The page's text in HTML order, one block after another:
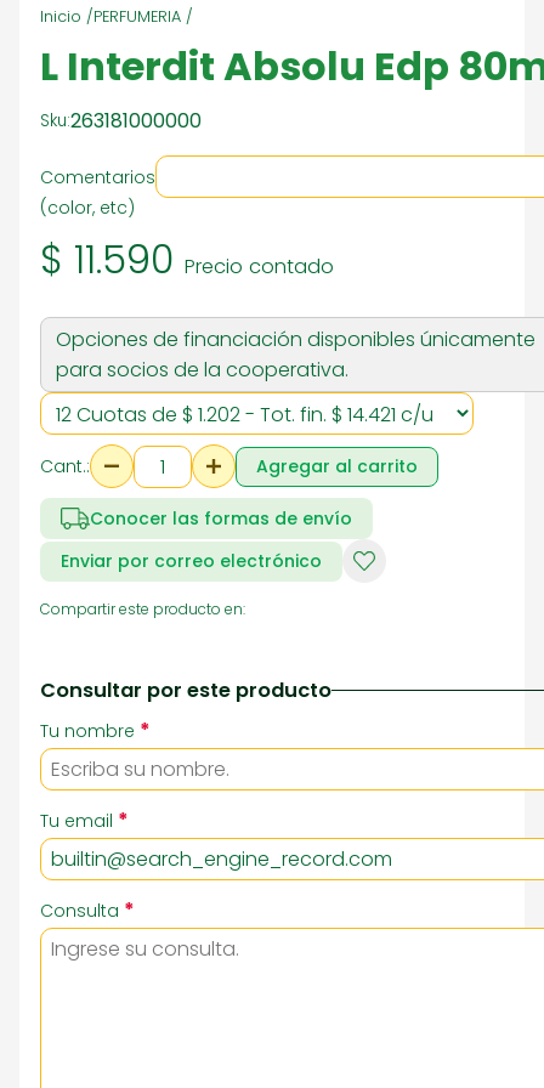
Inicio /PERFUMERIA /
L Interdit Absolu Edp
Sku:263181000000
Comentarios
(color, etc)
$ 11.590 Precio contado
Opciones de financiación disponibles únicamente
para socios de la cooperativa.
Cant.: Agregar al carrito
Conocer las formas de envío
Enviar por correo electrónico
Compartir este producto en:
Consultar por este producto
Tu nombre *
Tu email *
Consulta *